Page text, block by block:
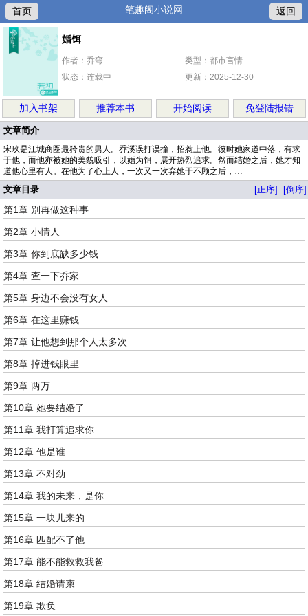
首页 笔趣阁小说网 返回
婚饵
作者：乔弯
类型：都市言情
状态：连载中
更新：2025-12-30
加入书架 推荐本书 开始阅读 免登陆报错
文章简介
宋玖是江城商圈最矜贵的男人。乔溪误打误撞，招惹上他。彼时她家道中落，有求
于他，而他亦被她的美貌吸引，以婚为饵，展开热烈追求。然而结婚之后，她才知
道他心里有人。在他为了心上人，一次又一次弃她于不顾之后，…
文章目录 [正序] [倒序]
第1章 别再做这种事
第2章 小情人
第3章 你到底缺多少钱
第4章 查一下乔家
第5章 身边不会没有女人
第6章 在这里赚钱
第7章 让他想到那个人太多次
第8章 掉进钱眼里
第9章 两万
第10章 她要结婚了
第11章 我打算追求你
第12章 他是谁
第13章 不对劲
第14章 我的未来，是你
第15章 一块儿来的
第16章 匹配不了他
第17章 能不能救救我爸
第18章 结婚请柬
第19章 欺负